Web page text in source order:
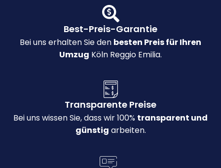
Best-Preis-Garantie
Bei uns erhalten Sie den besten Preis für Ihren
Umzug Köln Reggio Emilia.
Transparente Preise
Bei uns wissen Sie, dass wir 100% transparent und
günstig arbeiten.